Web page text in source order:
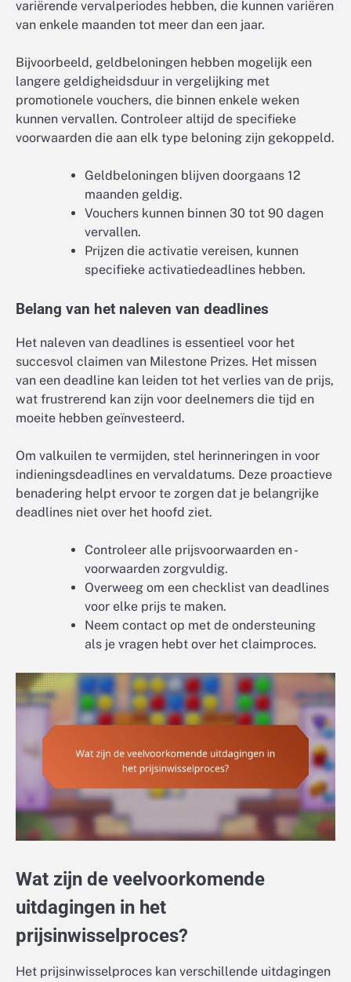
variërende vervalperiodes hebben, die kunnen variëren
van enkele maanden tot meer dan een jaar.
Bijvoorbeeld, geldbeloningen hebben mogelijk een
langere geldigheidsduur in vergelijking met
promotionele vouchers, die binnen enkele weken
kunnen vervallen. Controleer altijd de specifieke
voorwaarden die aan elk type beloning zijn gekoppeld.
Geldbeloningen blijven doorgaans 12
maanden geldig.
Vouchers kunnen binnen 30 tot 90 dagen
vervallen.
Prijzen die activatie vereisen, kunnen
specifieke activatiedeadlines hebben.
Belang van het naleven van deadlines
Het naleven van deadlines is essentieel voor het
succesvol claimen van Milestone Prizes. Het missen
van een deadline kan leiden tot het verlies van de prijs,
wat frustrerend kan zijn voor deelnemers die tijd en
moeite hebben geïnvesteerd.
Om valkuilen te vermijden, stel herinneringen in voor
indieningsdeadlines en vervaldatums. Deze proactieve
benadering helpt ervoor te zorgen dat je belangrijke
deadlines niet over het hoofd ziet.
Controleer alle prijsvoorwaarden en -
voorwaarden zorgvuldig.
Overweeg om een checklist van deadlines
voor elke prijs te maken.
Neem contact op met de ondersteuning
als je vragen hebt over het claimproces.
Wat zijn de veelvoorkomende
uitdagingen in het
prijsinwisselproces?
Het prijsinwisselproces kan verschillende uitdagingen